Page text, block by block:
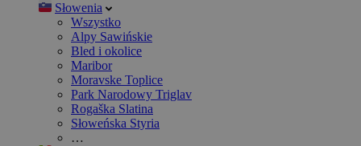
Słowenia
Wszystko
Alpy Sawińskie
Bled i okolice
Maribor
Moravske Toplice
Park Narodowy Triglav
Rogaška Slatina
Słoweńska Styria
…